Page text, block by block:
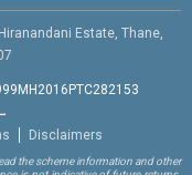
Estate, Thane,
Disclaimers
the scheme information and other